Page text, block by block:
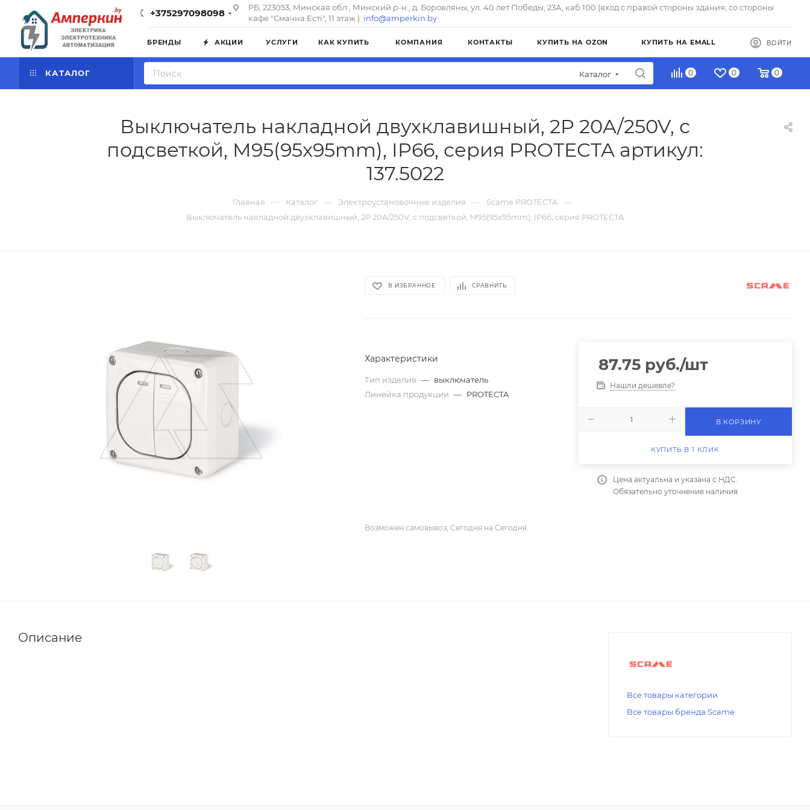
+375297098098
РБ, 223053, Минская обл., Минский р-н., д. Боровляны, ул. 40 лет Победы, 23А, каб.100 (вход с правой стороны здания, со стороны
кафе "Смачна Естi", 11 этаж.) info@amperkin.by
БРЕНДЫ АКЦИИ УСЛУГИ КАК КУПИТЬ КОМПАНИЯ КОНТАКТЫ КУПИТЬ НА OZON КУПИТЬ НА EMALL ВОЙТИ
КАТАЛОГ Каталог 0 0 0
Выключатель накладной двухклавишный, 2P 20A/250V, с
подсветкой, M95(95x95mm), IP66, серия PROTECTA артикул:
137.5022
Главная — Каталог — Электроустановочные изделия — Scame PROTECTA —
Выключатель накладной двухклавишный, 2P 20A/250V, с подсветкой, M95(95x95mm), IP66, серия PROTECTA
В ИЗБРАННОЕ СРАВНИТЬ
Характеристики
Тип изделия — выключатель
Линейка продукции — PROTECTA
87.75руб./шт
Нашли дешевле?
В КОРЗИНУ
КУПИТЬ В 1 КЛИК
Цена актуальна и указана с НДС.
Обязательно уточнение наличия.
Возможен самовывоз, Сегодня на Сегодня.
Описание
Все товары категории
Все товары бренда Scame